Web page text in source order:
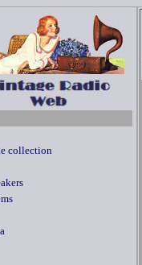
collection